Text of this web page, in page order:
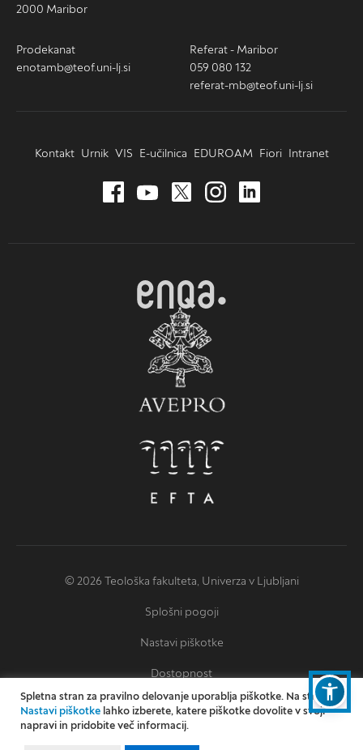
2000 Maribor
Prodekanat
enotamb@teof.uni-lj.si
Referat - Maribor
059 080 132
referat-mb@teof.uni-lj.si
Kontakt Urnik VIS E-učilnica EDUROAM Fiori Intranet
© 2026 Teološka fakulteta, Univerza v Ljubljani
Splošni pogoji
Nastavi piškotke
Dostopnost
Izjava o dostopnosti
Oblikovanje: Miha Omejc
Spletna stran za pravilno delovanje uporablja piškotke. Na strani
Nastavi piškotke lahko izberete, katere piškotke dovolite v svoji
napravi in pridobite več informacij.